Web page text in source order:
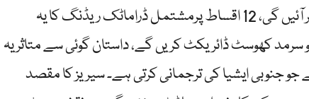
تھا۔ماہرہ جلد بھارتی سیریز ” یارجولاہے ” میں نظر آئیں گی، 12 اقساط پرمشتمل ڈراماٹک ریڈنگ کا یہ
سرمد کھوسٹ ڈائریکٹ کریں گے، داستان گوئی سے متاثر یہ
جو جنوبی ایشیا کی ترجمانی کرتی ہے۔ سیریز کا مقصد